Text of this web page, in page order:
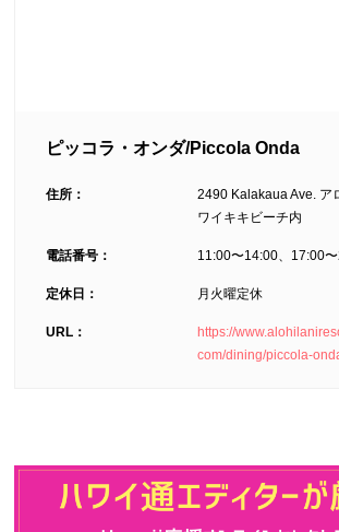
ピッコラ・オンダ/Piccola Onda
住所：
2490 Kalakaua Ave. ア
ワイキキビーチ内
電話番号： 11:00〜14:00、17:00
定休日： 月火曜定休
URL：
https://
com/dining/piccola-